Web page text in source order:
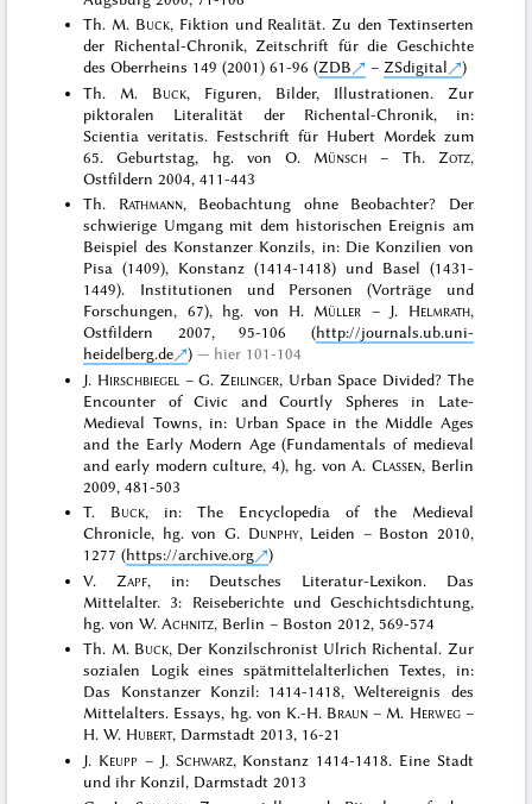
Th. M. Buck, Fiktion und Realität. Zu den Textinserten
der Richental-Chronik, Zeitschrift für die Geschichte
des Oberrheins 149 (2001) 61-96 (ZDB – ZSdigital
)
Th. M. Buck, Figuren, Bilder, Illustrationen. Zur
piktoralen Literalität der Richental-Chronik, in:
Scientia veritatis. Festschrift für Hubert Mordek zum
65. Geburtstag, hg. von O. Münsch – Th. Zotz,
Ostfildern 2004, 411-443
Th. Rathmann, Beobachtung ohne Beobachter? Der
schwierige Umgang mit dem historischen Ereignis am
Beispiel des Konstanzer Konzils, in: Die Konzilien von
Pisa (1409), Konstanz (1414-1418) und Basel (1431-
1449). Institutionen und Personen (Vorträge und
Forschungen, 67), hg. von H. Müller – J. Helmrath,
Ostfildern 2007, 95-106 (http://journals.ub.uni-
heidelberg.de
)
hier 101-104
J. Hirschbiegel – G. Zeilinger, Urban Space Divided? The
Encounter of Civic and Courtly Spheres in Late-
Medieval Towns, in: Urban Space in the Middle Ages
and the Early Modern Age (Fundamentals of medieval
and early modern culture, 4), hg. von A.Classen, Berlin
2009, 481-503
T. Buck, in: The Encyclopedia of the Medieval
Chronicle, hg. von G. Dunphy, Leiden – Boston 2010,
1277 (https://archive.org
)
V. Zapf, in: Deutsches Literatur-Lexikon. Das
Mittelalter. 3: Reiseberichte und Geschichtsdichtung,
hg. von W.Achnitz, Berlin – Boston 2012, 569-574
Th. M. Buck, Der Konzilschronist Ulrich Richental. Zur
sozialen Logik eines spätmittelalterlichen Textes, in:
Das Konstanzer Konzil: 1414-1418, Weltereignis des
Mittelalters. Essays, hg. von K.-H. Braun – M. Herweg–
H. W. Hubert, Darmstadt 2013, 16-21
J. Keupp – J. Schwarz, Konstanz 1414-1418. Eine Stadt
und ihr Konzil, Darmstadt 2013